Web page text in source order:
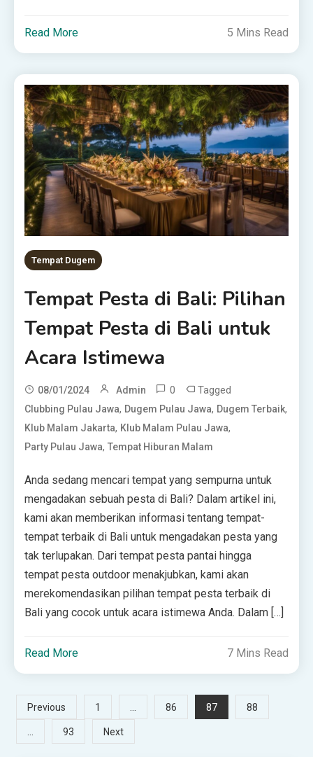
Read More 5 Mins Read
Tempat Dugem
Tempat Pesta di Bali: Pilihan
Tempat Pesta di Bali untuk
Acara Istimewa
08/01/2024 Admin 0 Tagged
Clubbing Pulau Jawa, Dugem Pulau Jawa, Dugem Terbaik,
Klub Malam Jakarta, Klub Malam Pulau Jawa,
Party Pulau Jawa,Tempat Hiburan Malam
Anda sedang mencari tempat yang sempurna untuk
mengadakan sebuah pesta di Bali? Dalam artikel ini,
kami akan memberikan informasi tentang tempat-
tempat terbaik di Bali untuk mengadakan pesta yang
tak terlupakan. Dari tempat pesta pantai hingga
tempat pesta outdoor menakjubkan, kami akan
merekomendasikan pilihan tempat pesta terbaik di
Bali yang cocok untuk acara istimewa Anda. Dalam […]
Read More 7 Mins Read
Posts
pagination
Previous 1 … 86 87 88
… 93 Next